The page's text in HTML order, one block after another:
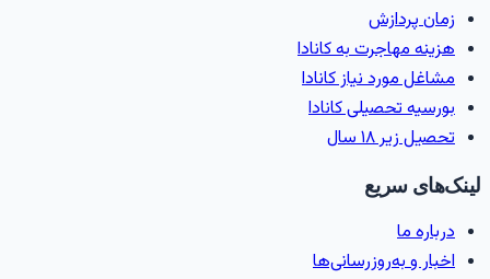
زمان پردازش
هزینه مهاجرت به کانادا
مشاغل مورد نیاز کانادا
بورسیه تحصیلی کانادا
تحصیل زیر ۱۸ سال
سریع
درباره ما
اخبار و به‌روزرسانی‌ها